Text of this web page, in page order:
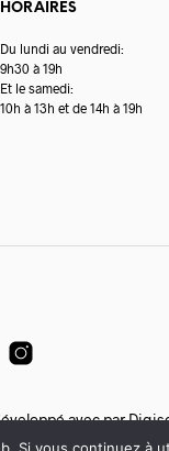
HORAIRES
Du lundi au vendredi:
9h30 à 19h
Et le samedi:
10h à 13h et de 14h à 19h
avec par